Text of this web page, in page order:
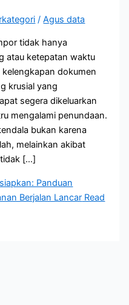
/Agus data
tidak hanya
atau ketepatan waktu
dokumen
krusial yang
segera dikeluarkan
mengalami penundaan.
bukan karena
melainkan akibat
[…]
Panduan
Berjalan Lancar Read